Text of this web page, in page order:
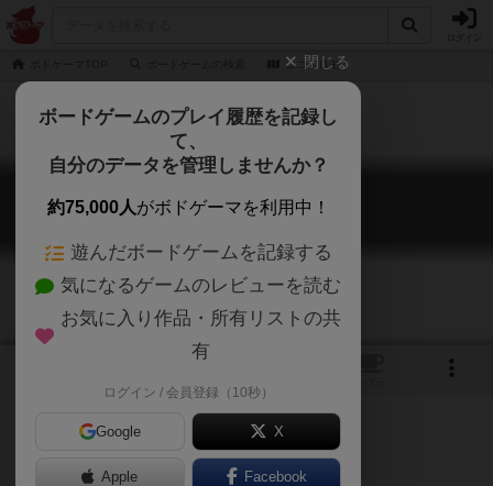
ロコドロモ
ロコドロモ
Rocódromo
ボルダリングのボードゲーム！
閉じる
ボードゲームのプレイ履歴を記録し
て、
自分のデータを管理しませんか？
約75,000人がボドゲーマを利用中！
遊んだボードゲームを記録する
気になるゲームのレビューを読む
お気に入り作品・所有リストの共
有
ログイン / 会員登録（10秒）
Google X
Apple Facebook